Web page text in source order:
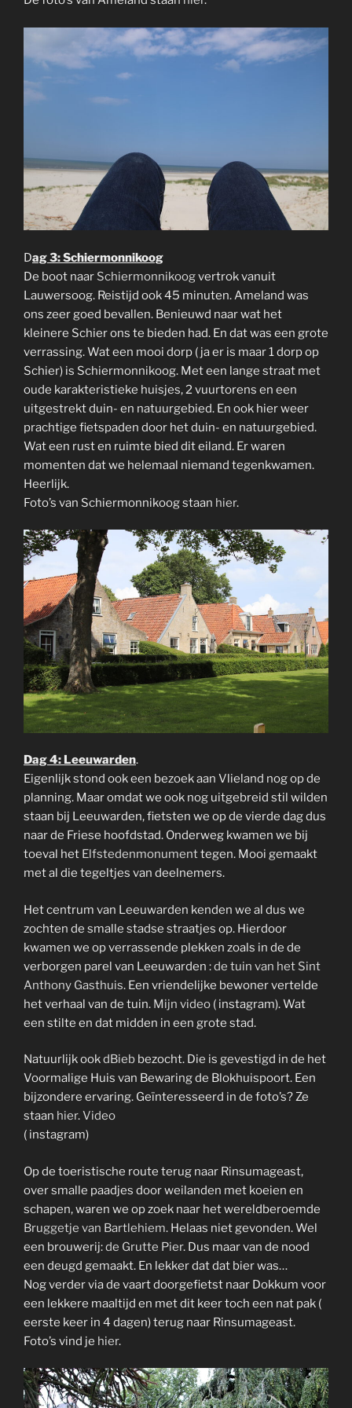
Dag 3: Schiermonnikoog
De boot naar Schiermonnikoogvertrok vanuit
Lauwersoog. Reistijd ook 45 minuten. Ameland was
ons zeer goed bevallen. Benieuwd naar wat het
kleinere Schier ons te bieden had. En dat was een grote
verrassing. Wat een mooi dorp ( ja er is maar 1 dorp op
Schier) is Schiermonnikoog. Met een lange straat met
oude karakteristieke huisjes, 2 vuurtorens en een
uitgestrekt duin- en natuurgebied. En ook hier weer
prachtige fietspaden door het duin- en natuurgebied.
Wat een rust en ruimte bied dit eiland. Er waren
momenten dat we helemaal niemand tegenkwamen.
Heerlijk.
Foto’s van Schiermonnikoog staan hier.
Dag 4: Leeuwarden.
Eigenlijk stond ook een bezoek aan Vlieland nog op de
planning. Maar omdat we ook nog uitgebreid stil wilden
staan bij Leeuwarden, fietsten we op de vierde dag dus
naar de Friese hoofdstad. Onderweg kwamen we bij
toeval het Elfstedenmonumenttegen. Mooi gemaakt
met al die tegeltjes van deelnemers.
Het centrum van Leeuwarden kenden we al dus we
zochten de smalle stadse straatjes op. Hierdoor
kwamen we op verrassende plekken zoals in de de
verborgen parel van Leeuwarden :de tuin van het Sint
Anthony Gasthuis. Een vriendelijke bewoner vertelde
het verhaal van de tuin. Mijn video ( instagram). Wat
een stilte en dat midden in een grote stad.
Natuurlijk ookdBieb bezocht. Die is gevestigd in de het
Voormalige Huis van Bewaring de Blokhuispoort. Een
bijzondere ervaring. Geïnteresseerd in de foto’s? Ze
staan hier.Video
( instagram)
Op de toeristische route terug naar Rinsumageast,
over smalle paadjes door weilanden met koeien en
schapen, waren we op zoek naar het wereldberoemde
Bruggetje van Bartlehiem. Helaas niet gevonden. Wel
een brouwerij:de Grutte Pier. Dus maar van de nood
een deugd gemaakt. En lekker dat dat bier was…
Nog verder via de vaart doorgefietst naar Dokkum voor
een lekkere maaltijd en met dit keer toch een nat pak (
eerste keer in 4 dagen) terug naar Rinsumageast.
Foto’s vind je hier.